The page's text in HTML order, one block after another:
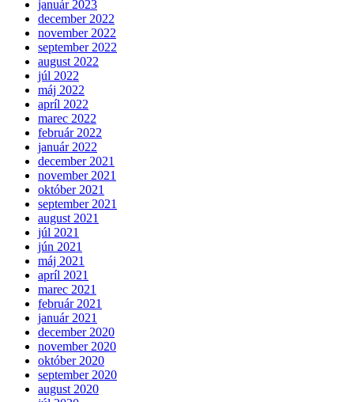
január 2023
december 2022
november 2022
september 2022
august 2022
júl 2022
máj 2022
apríl 2022
marec 2022
február 2022
január 2022
december 2021
november 2021
október 2021
september 2021
august 2021
júl 2021
jún 2021
máj 2021
apríl 2021
marec 2021
február 2021
január 2021
december 2020
november 2020
október 2020
september 2020
august 2020